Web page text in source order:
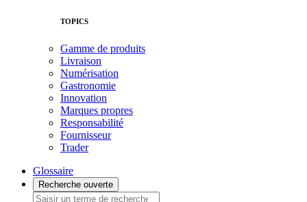
TOPICS
Gamme de produits
Livraison
Numérisation
Gastronomie
Innovation
Marques propres
Responsabilité
Fournisseur
Trader
Glossaire
Recherche ouverte